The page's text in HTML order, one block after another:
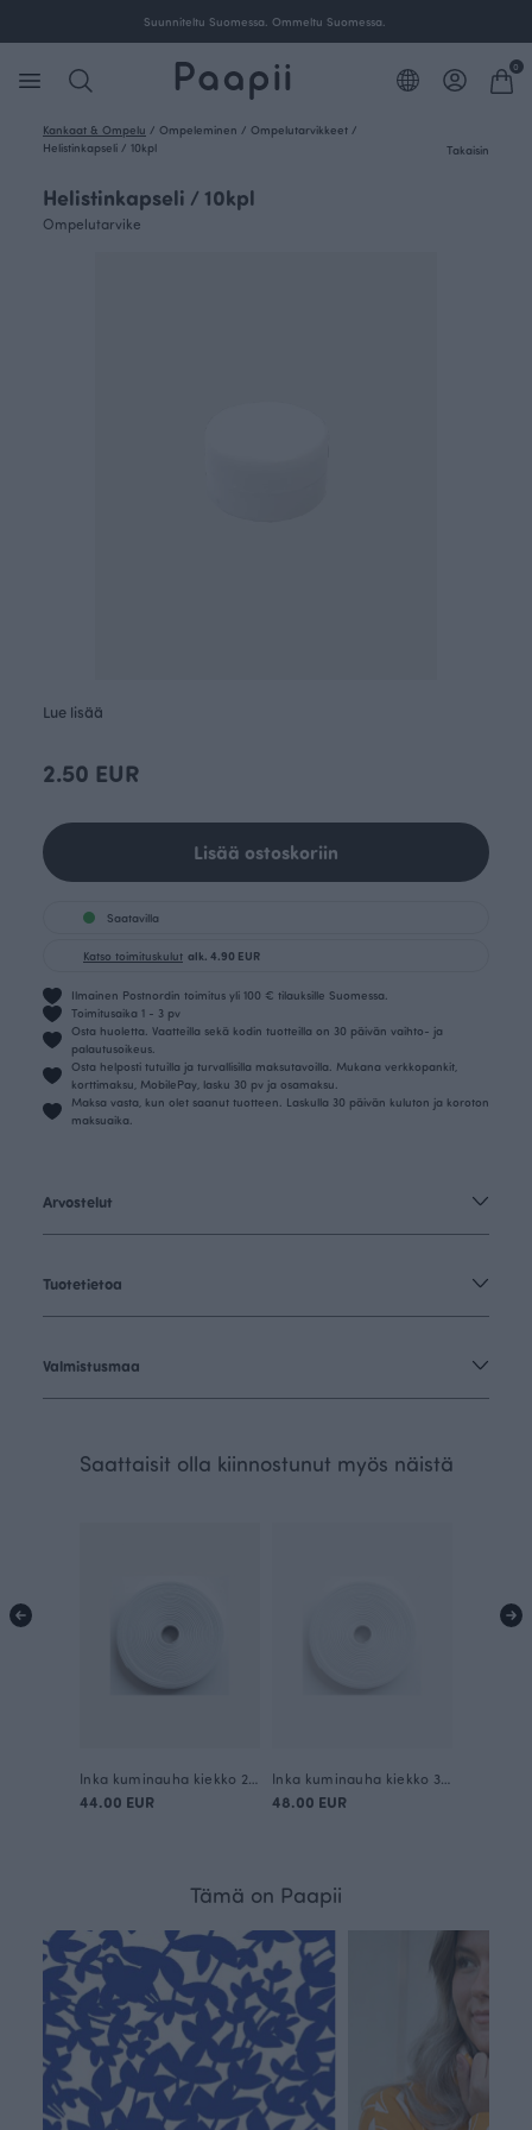
Suunniteltu Suomessa. Ommeltu Suomessa.
0
Kankaat & Ompelu / Ompeleminen / Ompelutarvikkeet /
Helistinkapseli / 10kpl
Takaisin
Helistinkapseli / 10kpl
Ompelutarvike
Lue lisää
2.50 EUR
Lisää ostoskoriin
Saatavilla
Katso toimituskulut alk. 4.90 EUR
Ilmainen Postnordin toimitus yli 100 € tilauksille Suomessa.
Toimitusaika 1 - 3 pv
Osta huoletta. Vaatteilla sekä kodin tuotteilla on 30 päivän vaihto- ja
palautusoikeus.
Osta helposti tutuilla ja turvallisilla maksutavoilla. Mukana verkkopankit,
korttimaksu, MobilePay, lasku 30 pv ja osamaksu.
Maksa vasta, kun olet saanut tuotteen. Laskulla 30 päivän kuluton ja koroton
maksuaika.
Arvostelut
Tuotetietoa
Valmistusmaa
Saattaisit olla kiinnostunut myös näistä
Inka kuminauha kiekko 20mm / 50m
44.00 EUR
Inka kuminauha kiekko 30mm / 50m
48.00 EUR
Tämä on Paapii